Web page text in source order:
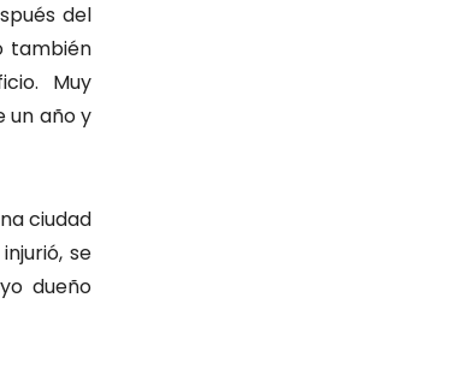
del
también
Muy
un año y
ciudad
se
dueño